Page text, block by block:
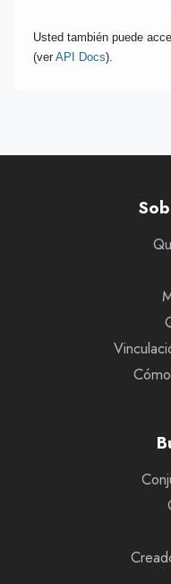
Usted también puede
(ver API Docs).